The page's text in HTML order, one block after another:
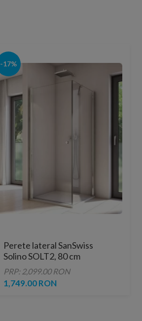
-17%
Perete lateral SanSwiss
Solino SOLT2, 80 cm
PRP: 2,099.00 RON
1,749.00 RON